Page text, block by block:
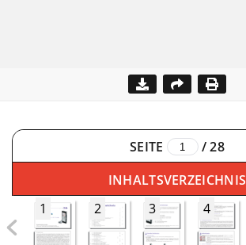
SEITE /28
INHALTSVERZEICHNIS
1
2 3 4